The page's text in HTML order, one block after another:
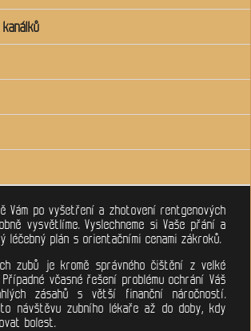
Vám po vyšetření a zhotovení rentgenových
vysvětlíme. Vyslechneme si Vaše přání a
léčebný plán s orientačními cenami zákroků.
zubů je kromě správného čištění z velké
včasné řešení problému ochrání Váš
zásahů s větší finanční náročností.
návštěvu zubního lékaře až do doby, kdy
bolest.